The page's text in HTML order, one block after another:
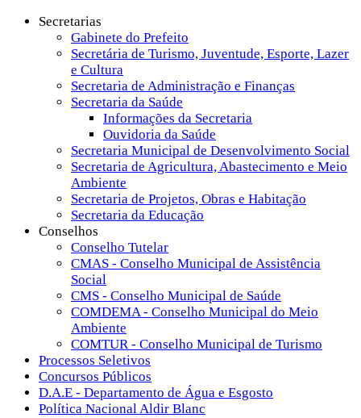
Secretarias
Gabinete do Prefeito
Secretária de Turismo, Juventude, Esporte, Lazer
e Cultura
Secretaria de Administração e Finanças
Secretaria da Saúde
Informações da Secretaria
Ouvidoria da Saúde
Secretaria Municipal de Desenvolvimento Social
Secretaria de Agricultura, Abastecimento e Meio
Ambiente
Secretaria de Projetos, Obras e Habitação
Secretaria da Educação
Conselhos
Conselho Tutelar
CMAS - Conselho Municipal de Assistência
Social
CMS - Conselho Municipal de Saúde
COMDEMA - Conselho Municipal do Meio
Ambiente
COMTUR - Conselho Municipal de Turismo
Processos Seletivos
Concursos Públicos
D.A.E - Departamento de Água e Esgosto
Política Nacional Aldir Blanc